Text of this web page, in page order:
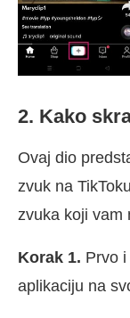
2. Kako
Ovaj dio
zvuk na
zvuka koji vam
Korak 1. Prvo
aplikaciju na